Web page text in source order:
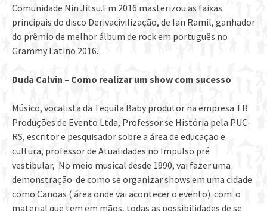
Comunidade Nin Jitsu.Em 2016 masterizou as faixas
principais do disco Derivacivilização, de Ian Ramil, ganhador
do prêmio de melhor álbum de rock em português no
Grammy Latino 2016.
Duda Calvin – Como realizar um show com sucesso
Músico, vocalista da Tequila Baby produtor na empresa TB
Produções de Evento Ltda, Professor se História pela PUC-
RS, escritor e pesquisador sobre a área de educação e
cultura, professor de Atualidades no Impulso pré
vestibular, No meio musical desde 1990, vai fazer uma
demonstração de como se organizar shows em uma cidade
como Canoas ( área onde vai acontecer o evento) com o
material que tem em mãos, todas as possibilidades de se